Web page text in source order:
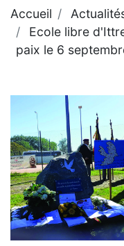
Accueil
Ecole libre
paix le 6